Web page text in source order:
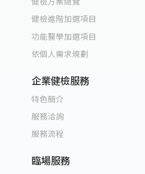
健檢進階加選項目
功能醫學加選項目
依個人需求規劃
企業健檢服務
特色簡介
服務洽詢
服務流程
臨場服務